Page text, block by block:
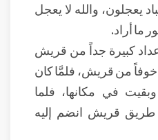
يعجلون، والله لا يعجل
ما أراد.
كبيرة جداً من قريش
خوفاً من قريش، فلمَّا كان
في مكانها، فلما
طريق قريش انضم إليه